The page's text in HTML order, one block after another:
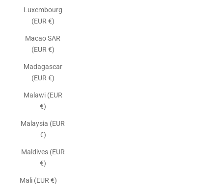
Luxembourg
(EUR €)
Macao SAR
(EUR €)
Madagascar
(EUR €)
Malawi (EUR
€)
Malaysia (EUR
€)
Maldives (EUR
€)
Mali (EUR €)